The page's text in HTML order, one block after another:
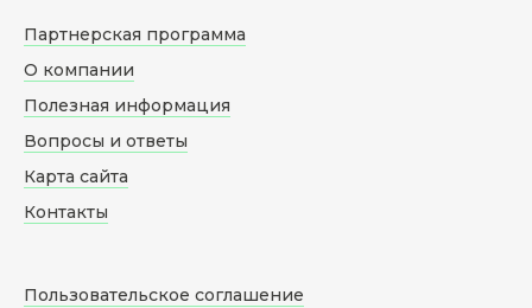
Партнерская программа
О компании
Полезная информация
Вопросы и ответы
Карта сайта
Контакты
Пользовательское соглашение